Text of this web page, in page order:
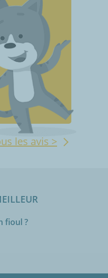
les avis >
Lès-Dijon (21800)
Livré à l'heure, avec SMS de
fioul ?